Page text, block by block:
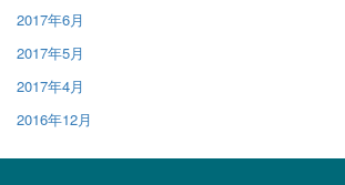
2017年6月
2017年5月
2017年4月
2016年12月